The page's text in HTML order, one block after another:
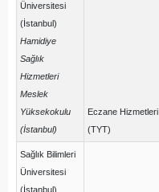
Üniversitesi
(İstanbul)
Hamidiye
Sağlık
Hizmetleri
Meslek
Yüksekokulu
(İstanbul)
Eczane Hizmetleri
(TYT)
Sağlık Bilimleri
Üniversitesi
(İstanbul)